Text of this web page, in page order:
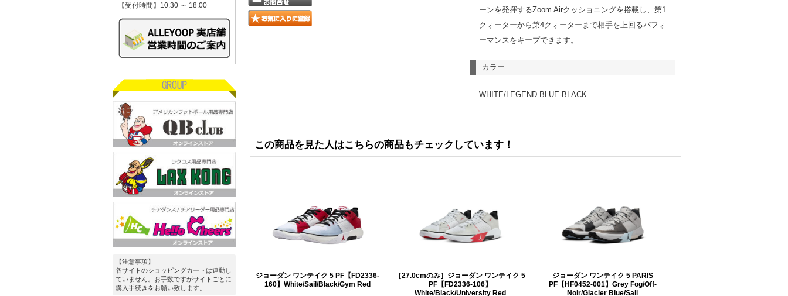
【受付時間】10:30 ～ 18:00
【注意事項】
各サイトのショッピングカートは連動し
ていません。お手数ですがサイトごとに
購入手続きをお願い致します。
ーンを発揮するZoom Airクッショニングを搭載し、第1
クォーターから第4クォーターまで相手を上回るパフォ
ーマンスをキープできます。
カラー
WHITE/LEGEND BLUE-BLACK
この商品を見た人はこちらの商品もチェックしています！
ジョーダン ワンテイク 5 PF【FD2336-
160】White/Sail/Black/Gym Red
［27.0cmのみ］ジョーダン ワンテイク 5
PF【FD2336-106】
White/Black/University Red
ジョーダン ワンテイク 5 PARIS
PF【HF0452-001】Grey Fog/Off-
Noir/Glacier Blue/Sail